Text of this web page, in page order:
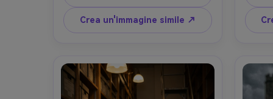
camicia fresca, i capelli ben divisi,
uno sguardo intenso verso la
fotocamera, scattato su Fujifilm GFX
bassa, ricchi toni marrone sepia,
grano fine, look editoriale
fotorealistico, messa a fuoco nitida
Crea un'immagine simile ↗
f/